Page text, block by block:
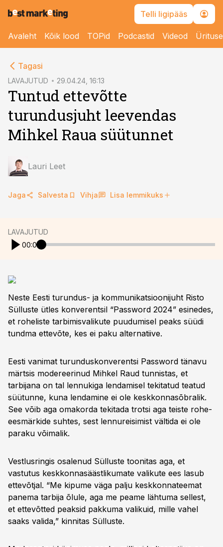
Telli ligipääs
Avaleht Kõik lood TOPid Podcastid Videod
Tagasi
LAVAJUTUD 29.04.24, 16:13
Tuntud ettevõtte
turundusjuht leevendas
Mihkel Raua süütunnet
Lauri Leet
Jaga Salvesta Vihja Lisa lemmikuks
LAVAJUTUD
00:00
Neste Eesti turundus- ja kommunikatsioonijuht Risto
Sülluste ütles konverentsil “Password 2024” esinedes,
et roheliste tarbimisvalikute puudumisel peaks süüdi
tundma ettevõte, kes ei paku alternatiive.
Eesti vanimat turunduskonverentsi Password tänavu
märtsis modereerinud Mihkel Raud tunnistas, et
tarbijana on tal lennukiga lendamisel tekitatud teatud
süütunne, kuna lendamine ei ole keskkonnasõbralik.
See võib aga omakorda tekitada trotsi aga teiste rohe-
eesmärkide suhtes, sest lennureisimist vältida ei ole
paraku võimalik.
Vestlusringis osalenud Sülluste toonitas aga, et
vastutus keskkonnasäästlikumate valikute ees lasub
ettevõtjal. “Me kipume väga palju keskkonnateemat
panema tarbija õlule, aga me peame lähtuma sellest,
et ettevõtted peaksid pakkuma valikuid, mille vahel
saaks valida,” kinnitas Sülluste.